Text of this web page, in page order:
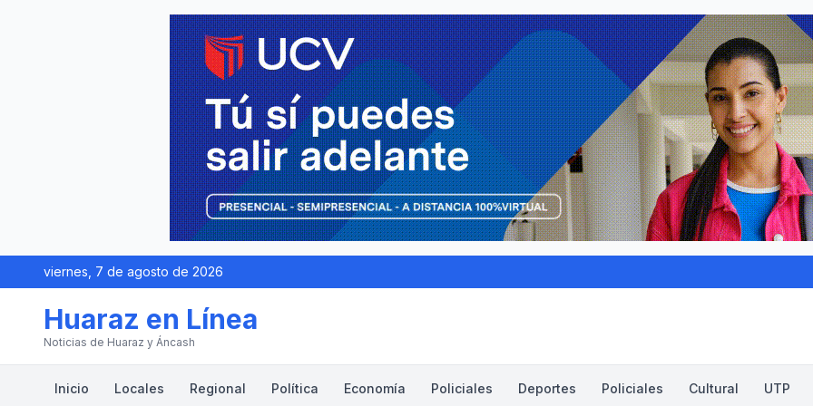
viernes, 7 de agosto de 2026
Huaraz en Línea
Noticias de Huaraz y Áncash
Inicio Locales Regional Política Economía Policiales Deportes Policiales Cultural UTP